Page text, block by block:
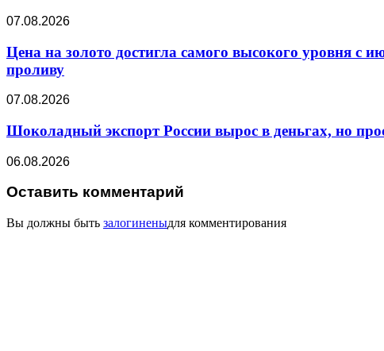
07.08.2026
Цена на золото достигла самого высокого уровня с
проливу
07.08.2026
Шоколадный экспорт России вырос в деньгах, но
06.08.2026
Оставить комментарий
Вы должны быть залогиненыдля комментирования